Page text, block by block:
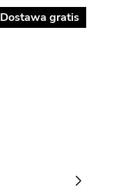
Dostawa gratis